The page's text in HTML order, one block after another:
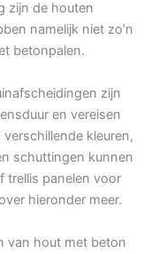
zijn de houten
namelijk niet zo’n
betonpalen.
zijn
en vereisen
kleuren,
schuttingen kunnen
trellis panelen voor
hieronder meer.
van hout met beton